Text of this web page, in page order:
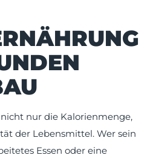
nur die Kalorienmenge,
der Lebensmittel. Wer sein
Essen oder eine